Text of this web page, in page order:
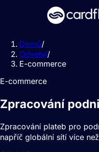
Domů/
Odvetví/
E-commerce
E-commerce
Zpracování
Zpracování plateb pro
napříč globální sítí více